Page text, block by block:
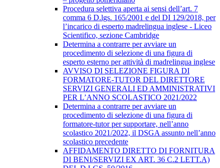
Procedura selettiva aperta ai sensi dell’art. 7
comma 6 D.lgs. 165/2001 e del DI 129/2018, per
l’incarico di esperto madrelingua inglese - Liceo
Scientifico, sezione Cambridge
Determina a contrarre per avviare un
procedimento di selezione di una figura di
esperto esterno per attività di madrelingua inglese
AVVISO DI SELEZIONE FIGURA DI
FORMATORE-TUTOR DEL DIRETTORE
SERVIZI GENERALI ED AMMINISTRATIVI
PER L’ANNO SCOLASTICO 2021/2022
Determina a contrarre per avviare un
procedimento di selezione di una figura di
formatore-tutor per supportare, nell’anno
scolastico 2021/2022, il DSGA assunto nell’anno
scolastico precedente
AFFIDAMENTO DIRETTO DI FORNITURA
DI BENI/SERVIZI EX ART. 36 C.2 LETT.A)